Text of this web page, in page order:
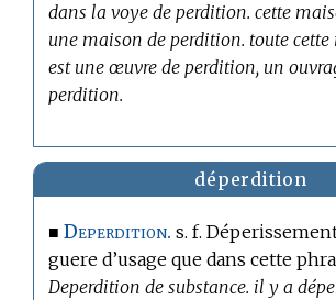
dans la voye de perdition. cette
une maison de perdition. toute
est une œuvre de perdition, un
perdition.
déperdition
■Deperdition. s. f.
guere d’usage que dans cette
Deperdition de substance. il y a